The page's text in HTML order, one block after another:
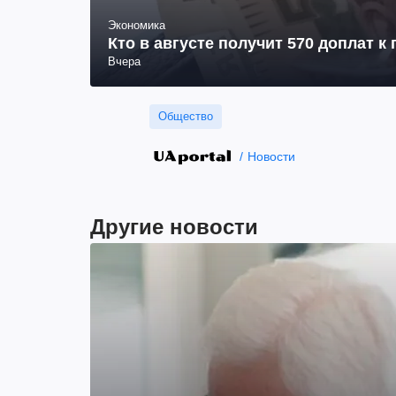
Экономика
Кто в августе получит 570 доплат к
Вчера
Общество
Новости
Другие новости